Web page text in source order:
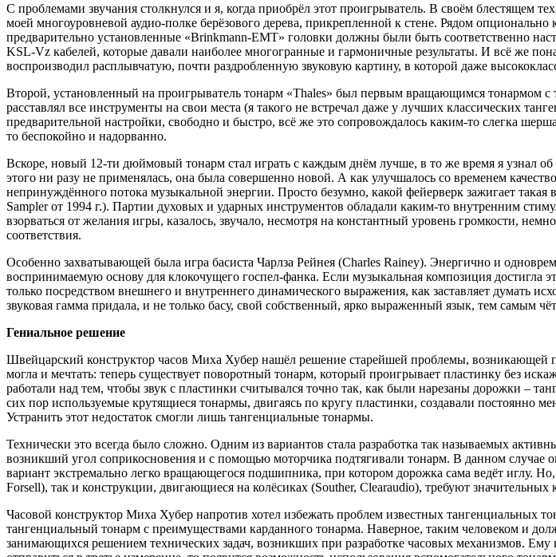
С проблемами звучания столкнулся и я, когда приобрёл этот проигрыватель. В своём блестящем
моей многоуровневой аудио-полке берёзового дерева, прикрепленной к стене. Рядом
предварительно установленные «Brinkmann-EMT» головки должны были быть соответственно
KSL-Vz кабелей, которые давали наиболее многогранные и гармоничные результаты. И всё же
воспроизводил расплывчатую, почти раздробленную звуковую картину, в которой даже
Второй, установленный на проигрыватель тонарм «Thales» был первым вращающимся тонармом с
расставлял все инструменты на свои места (я такого не встречал даже у лучших классических
предварительной настройки, свободно и быстро, всё же это сопровождалось каким-то слегка
то беспокойно и надорванно.
Вскоре, новый 12-ти дюймовый тонарм стал играть с каждым днём лучше, в то же время я узнал
этого ни разу не применялась, она была совершенно новой. А как улучшалось со временем
непринуждённого потока музыкальной энергии. Просто безумно, какой фейерверк зажигает
Sampler от 1994 г.). Партии духовых и ударных инструментов обладали каким-то внутренним
взорваться от желания игры, казалось, звучало, несмотря на константный уровень громкости,
соответствия.
Особенно захватывающей была игра басиста Чарлза Рейнея (Charles Rainey). Энергично и
воспринимаемую основу для клокочущего госпел-фанка. Если музыкальная композиция достигла
только посредством внешнего и внутреннего динамического выражения, как заставляет думать
звуковая гамма придала, и не только басу, свой собственный, ярко выраженный язык, тем самым
Гениальное решение
Швейцарский конструктор часов Миха Хубер нашёл решение старейшей проблемы, возникающей
могла и мечтать: теперь существует поворотный тонарм, который проигрывает пластинку без
работали над тем, чтобы звук с пластинки считывался точно так, как были нарезаны дорожки –
сих пор используемые крутящиеся тонармы, двигаясь по кругу пластинки, создавали
Устранить этот недостаток смогли лишь тангенциальные тонармы.
Технически это всегда было сложно. Одним из вариантов стала разработка так называемых
возникший угол соприкосновения и с помощью моторчика подтягивали тонарм. В данном случае
вариант экстремально легко вращающегося подшипника, при котором дорожка сама ведёт иглу.
Forsell), так и конструкции, двигающиеся на колёсиках (Souther, Clearaudio), требуют
Часовой конструктор Миха Хубер напротив хотел избежать проблем известных тангенциальных
тангенциальный тонарм с преимуществами карданного тонарма. Наверное, таким человеком и
занимающихся решением технических задач, возникших при разработке часовых механизмов.